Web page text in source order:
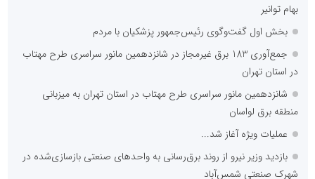
بهام توانیر
بخش اول گفت‌وگوی رئیس‌جمهور پزشکیان با مردم
جمع‌آوری 183 برق غیرمجاز در شانزدهمین مانور سراسری طرح مهتاب
در استان تهران
شانزدهمین مانور سراسری طرح مهتاب در استان تهران به میزبانی
منطقه برق لواسان
عملیات ویژه آغاز شد...
بازدید وزیر نیرو از روند برق‌رسانی به واحدهای صنعتی بازسازی‌شده در
شهرک صنعتی شمس‌آباد